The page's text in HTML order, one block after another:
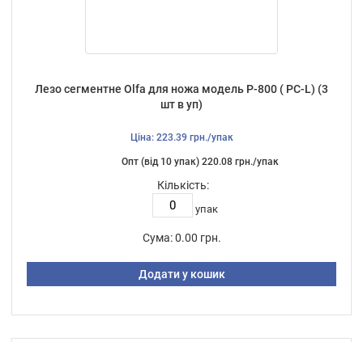
Лезо сегментне Olfa для ножа модель Р-800 ( PC-L) (3
шт в уп)
Ціна: 223.39 грн./упак
Опт (від 10 упак) 220.08 грн./упак
Кількість:
упак
Сума: 0.00 грн.
Додати у кошик